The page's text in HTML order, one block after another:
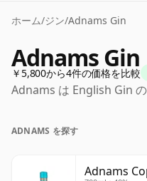
ホーム/ジン/Adnams Gin
Adnams Gin
￥5,800から4件の価格を比較
Adnams は English Gin の
ADNAMS を探す
Adnams